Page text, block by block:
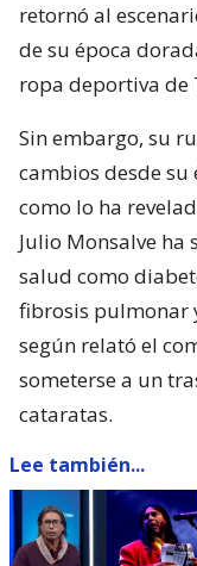
retornó al
de su época
ropa deportiva de
Sin embargo, su
cambios desde su
como lo ha
Julio Monsalve
salud como
fibrosis pulmonar
según relató el
someterse a un
cataratas.
Lee también...